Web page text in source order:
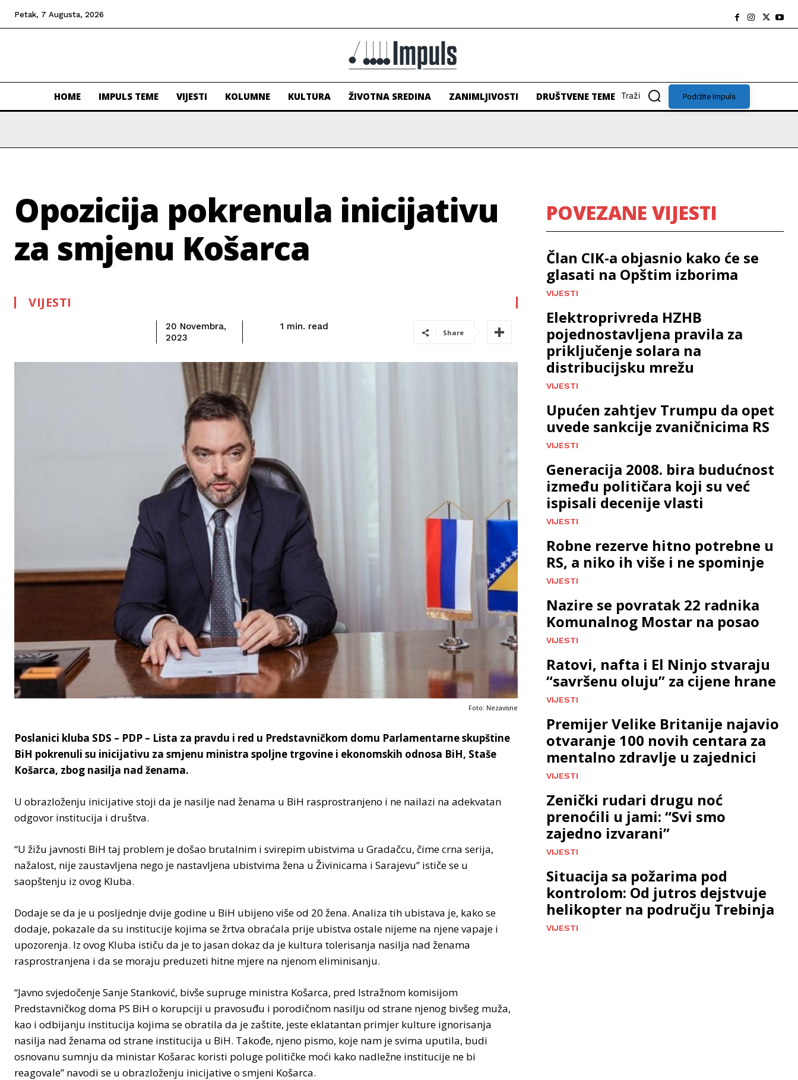
Petak, 7 Augusta, 2026
HOME IMPULS TEME VIJESTI KOLUMNE KULTURA ŽIVOTNA SREDINA ZANIMLJIVOSTI DRUŠTVENE TEME Traži Podržite Impuls
Opozicija pokrenula inicijativu
za smjenu Košarca
VIJESTI
20 Novembra,
2023
1 min. read
Share
Foto: Nezavisne
Poslanici kluba SDS – PDP – Lista za pravdu i red u Predstavničkom domu Parlamentarne skupštine
BiH pokrenuli su inicijativu za smjenu ministra spoljne trgovine i ekonomskih odnosa BiH, Staše
Кošarca, zbog nasilja nad ženama.
U obrazloženju inicijative stoji da je nasilje nad ženama u BiH rasprostranjeno i ne nailazi na adekvatan
odgovor institucija i društva.
“U žižu javnosti BiH taj problem je došao brutalnim i svirepim ubistvima u Gradačcu, čime crna serija,
nažalost, nije zaustavljena nego je nastavljena ubistvima žena u Živinicama i Sarajevu” ističe se u
saopštenju iz ovog Kluba.
Dodaje se da je u posljednje dvije godine u BiH ubijeno više od 20 žena. Analiza tih ubistava je, kako se
dodaje, pokazale da su institucije kojima se žrtva obraćala prije ubistva ostale nijeme na njene vapaje i
upozorenja. Iz ovog Kluba ističu da je to jasan dokaz da je kultura tolerisanja nasilja nad ženama
rasprostranjena i da se moraju preduzeti hitne mjere na njenom eliminisanju.
“Javno svjedočenje Sanje Stanković, bivše supruge ministra Košarca, pred Istražnom komisijom
Predstavničkog doma PS BiH o korupciji u pravosuđu i porodičnom nasilju od strane njenog bivšeg muža,
kao i odbijanju institucija kojima se obratila da je zaštite, jeste eklatantan primjer kulture ignorisanja
nasilja nad ženama od strane institucija u BiH. Takođe, njeno pismo, koje nam je svima uputila, budi
osnovanu sumnju da ministar Košarac koristi poluge političke moći kako nadležne institucije ne bi
reagovale” navodi se u obrazloženju inicijative o smjeni Košarca.
POVEZANE VIJESTI
Član CIK-a objasnio kako će se
glasati na Opštim izborima
VIJESTI
Elektroprivreda HZHB
pojednostavljena pravila za
priključenje solara na
distribucijsku mrežu
VIJESTI
Upućen zahtjev Trumpu da opet
uvede sankcije zvaničnicima RS
VIJESTI
Generacija 2008. bira budućnost
između političara koji su već
ispisali decenije vlasti
VIJESTI
Robne rezerve hitno potrebne u
RS, a niko ih više i ne spominje
VIJESTI
Nazire se povratak 22 radnika
Komunalnog Mostar na posao
VIJESTI
Ratovi, nafta i El Ninjo stvaraju
“savršenu oluju” za cijene hrane
VIJESTI
Premijer Velike Britanije najavio
otvaranje 100 novih centara za
mentalno zdravlje u zajednici
VIJESTI
Zenički rudari drugu noć
prenoćili u jami: “Svi smo
zajedno izvarani”
VIJESTI
Situacija sa požarima pod
kontrolom: Od jutros dejstvuje
helikopter na području Trebinja
VIJESTI